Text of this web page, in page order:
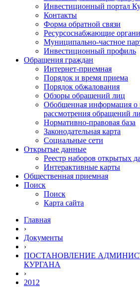
Инвестиционный портал
Контакты
Форма обратной связи
Ресурсоснабжающие
Муниципально-частное
Инвестиционный профиль
Обращения граждан
Интернет-приемная
Порядок и время приема
Порядок обжалования
Обзоры обращений лиц
Обобщенная информация о
рассмотрения обращений
Нормативно-правовая база
Законодательная карта
Социальные сети
Открытые данные
Реестр наборов открытых
Интерактивные карты
Общественная приемная
Поиск
Поиск
Карта сайта
Главная
›
Документы
›
ПОСТАНОВЛЕНИЕ
КУРГАНА
›
2012